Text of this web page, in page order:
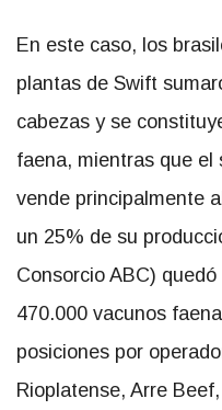
En este caso, los
plantas de Swift
cabezas y se
faena, mientras que el
vende principalmente
un 25% de su
Consorcio ABC)
470.000 vacunos
posiciones por
Rioplatense, Arre